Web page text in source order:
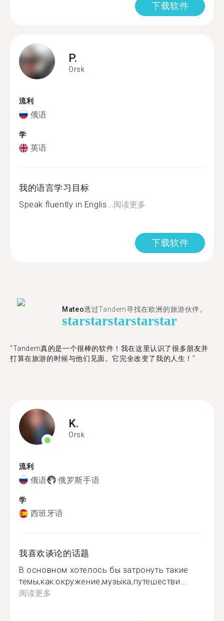
下载软件
P.
Orsk
流利
俄语
学
英语
我的语言学习目标
Speak fluently in Englis...阅读更多
下载软件
Mateo透过Tandem寻找在欧洲的旅游伙伴。
starstarstarstarstar
"Tandem真的是一个很棒的软件！我在这里认识了很多朋友并
打算在旅游的时候与他们见面。它完全改变了我的人生！"
K.
Orsk
流利
俄语 俄罗斯手语
学
西班牙语
我喜欢谈论的话题
В основном хотелось бы затронуть такие
темы,как:окружение,музыка,путешестви...
阅读更多